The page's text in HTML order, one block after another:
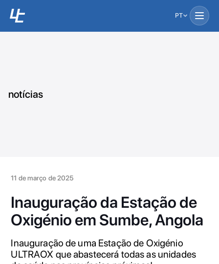
PT
notícias
11 de março de 2025
Inauguração da Estação de
Oxigénio em Sumbe, Angola
Inauguração de uma Estação de Oxigénio
ULTRAOX que abastecerá todas as unidades